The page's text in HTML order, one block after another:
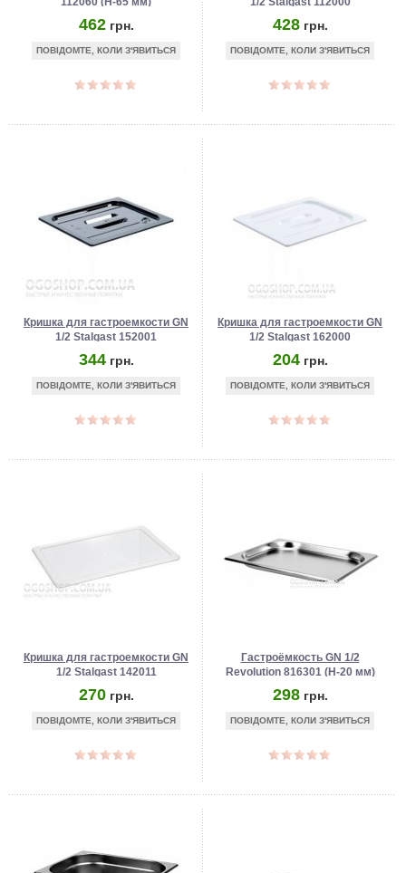
462 грн.
ПОВІДОМТЕ, КОЛИ З'ЯВИТЬСЯ
428 грн.
ПОВІДОМТЕ, КОЛИ З'ЯВИТЬСЯ
Кришка для гастроемкости GN
1/2 Stalgast 152001
(полікарбонат)
344 грн.
ПОВІДОМТЕ, КОЛИ З'ЯВИТЬСЯ
Кришка для гастроемкости GN
1/2 Stalgast 162000
(полікарбонат)
204 грн.
ПОВІДОМТЕ, КОЛИ З'ЯВИТЬСЯ
Кришка для гастроемкости GN
1/2 Stalgast 142011
(полікарбонат)
270 грн.
ПОВІДОМТЕ, КОЛИ З'ЯВИТЬСЯ
Гастроёмкость GN 1/2
Revolution 816301 (Н-20 мм)
298 грн.
ПОВІДОМТЕ, КОЛИ З'ЯВИТЬСЯ